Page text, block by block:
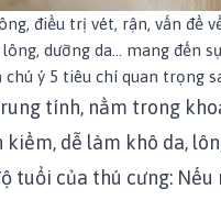
điều trị vét, rận, vấn đề
dưỡng da… mang đến
ý 5 tiêu chí quan trọng
tính, nằm trong
dễ làm khô da,
tuổi của thú cưng: